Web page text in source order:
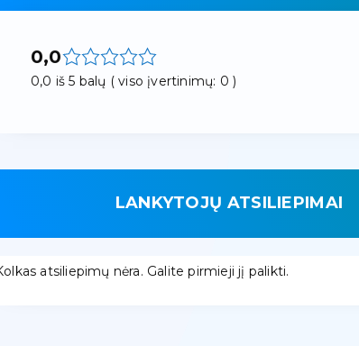
0,0
0,0 iš 5 balų ( viso įvertinimų: 0 )
LANKYTOJŲ ATSILIEPIMAI
atsiliepimų nėra. Galite pirmieji jį palikti.